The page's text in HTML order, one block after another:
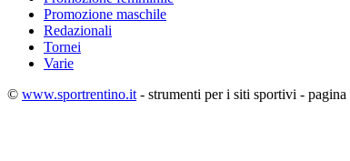
Promozione maschile
Redazionali
Tornei
Varie
© www.sportrentino.it - strumenti per i siti sportivi - pagina